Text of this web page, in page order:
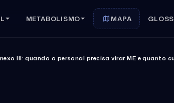
METABOLISMO MAPA
III: quando o personal precisa virar ME e quanto